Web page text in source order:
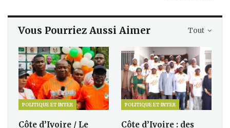
Tout
Vous Pourriez Aussi Aimer
POLITIQUE ET INTER
Côte d’Ivoire / Le
POLITIQUE ET INTER
Côte d’Ivoire : des